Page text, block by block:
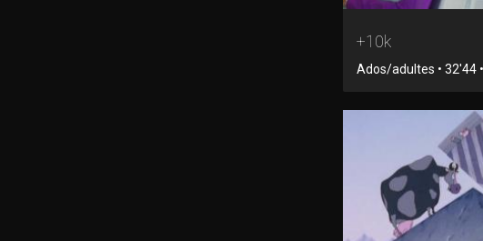
+10k
Ados/adultes • 32'44